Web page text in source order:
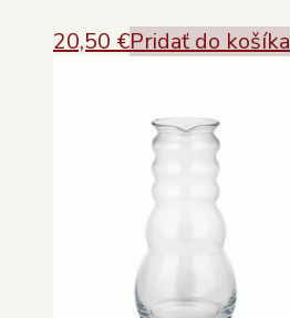
20,50 €Pridať do košíka